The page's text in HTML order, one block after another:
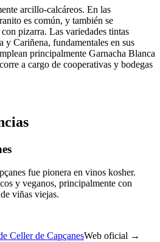
arcillo-calcáreos. En las
es común, y también se
pizarra. Las variedades tintas
y Cariñena, fundamentales en sus
principalmente Garnacha Blanca
a cargo de cooperativas y bodegas
fue pionera en vinos kosher.
y veganos, principalmente con
viñas viejas.
Celler de CapçanesWeb oficial →